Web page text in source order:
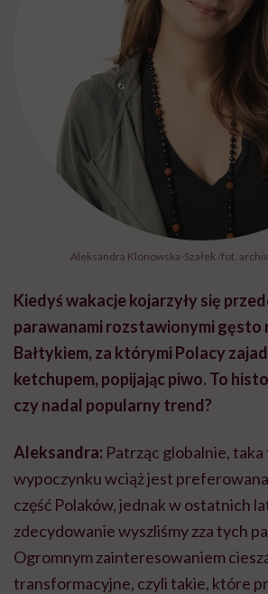
Aleksandra Klonowska-Szałek /fot.
Kiedyś wakacje kojarzyły się
parawanami rozstawionymi gęsto
Bałtykiem, za którymi Polacy
ketchupem, popijając piwo. To
czy nadal popularny trend?
Aleksandra: Patrząc globalnie,
wypoczynku wciąż jest
część Polaków, jednak w ostatnich
zdecydowanie wyszliśmy zza tych
Ogromnym zainteresowaniem
transformacyjne, czyli takie, które